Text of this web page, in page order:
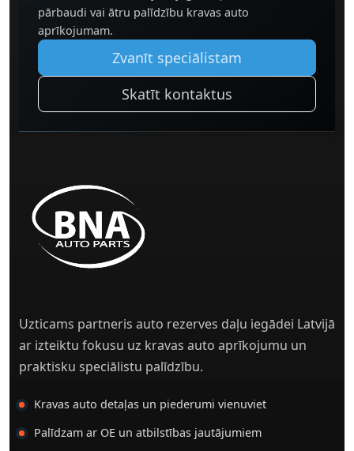
pārbaudi vai ātru palīdzību kravas auto
aprīkojumam.
Zvanīt speciālistam
Skatīt kontaktus
Uzticams partneris auto rezerves daļu iegādei Latvijā
ar izteiktu fokusu uz kravas auto aprīkojumu un
praktisku speciālistu palīdzību.
Kravas auto detaļas un piederumi vienuviet
Palīdzam ar OE un atbilstības jautājumiem